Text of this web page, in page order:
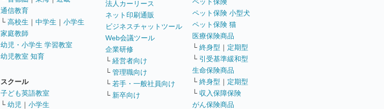
通信教育
└ 高校生 ｜ 中学生 ｜ 小学生
家庭教師
幼児・小学生 学習教室
幼児教室 知育
スクール
子ども英語教室
└ 幼児 ｜ 小学生
法人カーリース
ネット印刷通販
ビジネスチャットツール
Web会議ツール
企業研修
└ 経営者向け
└ 管理職向け
└ 若手・一般社員向け
└ 新卒向け
ペット保険 小型犬
ペット保険 猫
医療保険商品
└ 終身型 ｜ 定期型
└ 引受基準緩和型
生命保険商品
└ 終身型 ｜ 定期型
└ 収入保障保険
がん保険商品